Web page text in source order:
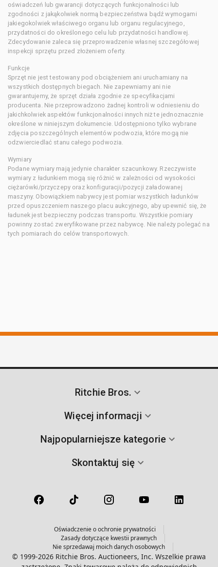
oświadczeń lub gwarancji dotyczących funkcjonalności lub
zgodności z jakąkolwiek normą bezpieczeństwa bądź wymogami
jakiegokolwiek właściwego organu lub organu regulacyjnego,
przydatności do określonego celu lub przydatności handlowej.
Zdecydowanie zaleca się przeprowadzenie własnej szczegółowej
inspekcji sprzętu przed złożeniem oferty.
Funkcje
Sprzęt nie jest testowany pod obciążeniem ani uruchamiany na
wszystkich dostępnych biegach. Nie zapewniamy ani nie
gwarantujemy, że sprzęt działa zgodnie ze specyfikacjami
producenta. Nie przeprowadzono żadnej kontroli w odniesieniu do
jakichkolwiek aspektów funkcjonalności innych niż te jednoznacznie
określone w niniejszym dokumencie. Udostępniono tylko wybrane
zdjęcia poszczególnych elementów podwozia, które mogą nie
odzwierciedlać stanu całego podwozia.
Wymiary
Podane wymiary mają jedynie charakter szacunkowy. Rzeczywiste
wymiary z ładunkiem mogą się różnić w zależności od wysokości
ciężarówki/przyczepy oraz konfiguracji/pozycji załadowanej
maszyny. Obowiązkiem nabywcy jest pomiar wszystkich ładunków
przed opuszczeniem naszego placu aukcyjnego, aby upewnić się, że
ładunek jest bezpieczny podczas transportu. Wszystkie pomiary
powinny zostać zweryfikowane przez nabywcę. Nie należy polegać na
tych pomiarach do celów transportowych.
Ritchie Bros.
Więcej informacji
Najpopularniejsze kategorie
Skontaktuj się
Oświadczenie o ochronie prywatności
Zasady dotyczące kwestii prawnych
Nie sprzedawaj moich danych osobowych
© 1999-2026 Ritchie Bros. Auctioneers, Inc. Wszelkie prawa